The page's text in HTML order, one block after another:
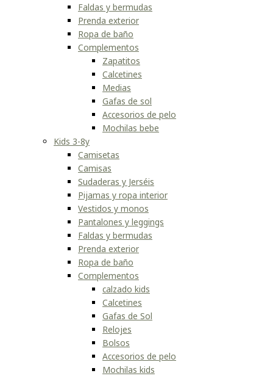
Faldas y bermudas
Prenda exterior
Ropa de baño
Complementos
Zapatitos
Calcetines
Medias
Gafas de sol
Accesorios de pelo
Mochilas bebe
Kids 3-8y
Camisetas
Camisas
Sudaderas y Jerséis
Pijamas y ropa interior
Vestidos y monos
Pantalones y leggings
Faldas y bermudas
Prenda exterior
Ropa de baño
Complementos
calzado kids
Calcetines
Gafas de Sol
Relojes
Bolsos
Accesorios de pelo
Mochilas kids